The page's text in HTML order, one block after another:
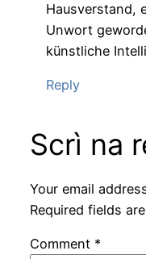
Hausverstand,
Unwort
künstliche
Reply
Scrì na
Your email
Required fields
Comment *